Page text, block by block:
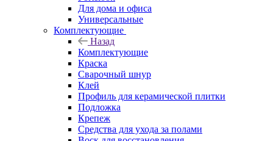
Для дома и офиса
Универсальные
Комплектующие
Назад
Комплектующие
Краска
Сварочный шнур
Клей
Профиль для керамической плитки
Подложка
Крепеж
Средства для ухода за полами